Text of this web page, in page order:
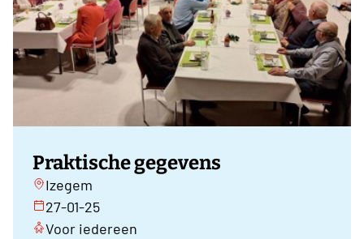
Praktische gegevens
Izegem
27-01-25
Voor iedereen